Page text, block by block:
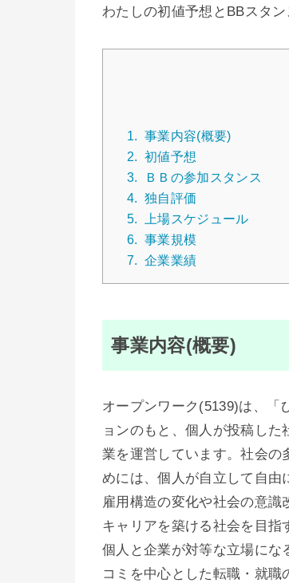
わたしの初値予想とBBスタン
1. 事業内容(概要)
2. 初値予想
3.
ＢＢの参加スタンス
4. 独自評価
5.
上場スケジュール
6. 事業規模
7. 企業業績
事業内容(概要)
オープンワーク(5139)は、「
ョンのもと、個人が投稿し
業を運営しています。社会の
めには、個人が自立して自由
雇用構造の変化や社会の意
キャリアを築ける社会を目指
個人と企業が対等な立場にな
コミを中心とした転職・就職